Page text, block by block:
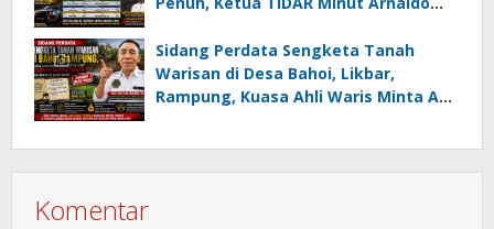
05 MC JOE Sapu Bersih Tiga Gelar
Juara Umum
Sidang Perdata Sengketa Tanah
Warisan di Desa Bahoi, Likbar,
Rampung, Kuasa Ahli Waris Minta APH
Komentar